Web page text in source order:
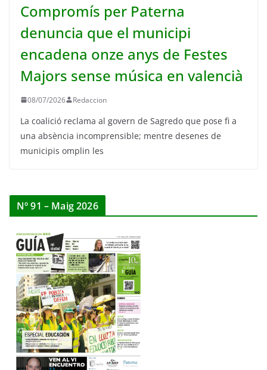
Compromís per Paterna
denuncia que el municipi
encadena onze anys de Festes
Majors sense música en valencià
08/07/2026 Redaccion
La coalició reclama al govern de Sagredo que pose fi a
una absència incomprensible; mentre desenes de
municipis omplin les
Nº 91 – Maig 2026